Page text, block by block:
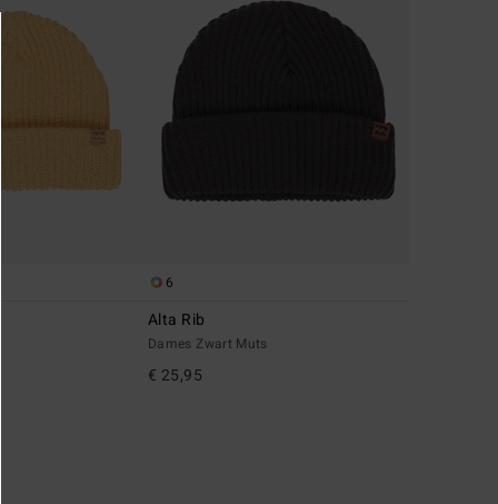
6
Alta Rib
Dames Zwart Muts
€ 25,95